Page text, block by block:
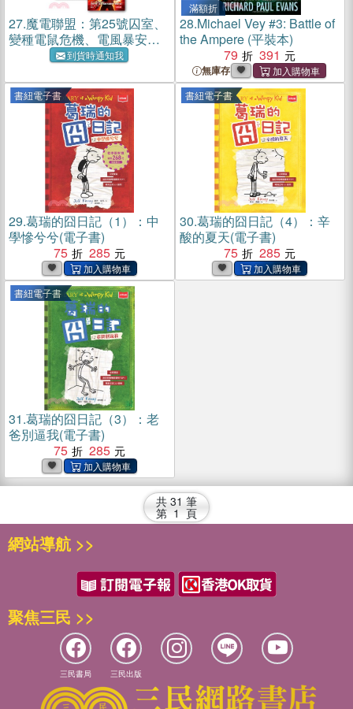
27.魔電聯盟：第25號囚室、
變種電鼠危機、電風暴安培
號之戰、攔截獵龍行動、魔
到貨時通知我
滿額折
28.Michael Vey #3: Battle of
the Ampere (平裝本)
79
391
無庫存
書紐電子書
29.葛瑞的囧日記（1）：中
學慘兮兮(電子書)
75
285
書紐電子書
30.葛瑞的囧日記（4）：辛
酸的夏天(電子書)
75
285
書紐電子書
31.葛瑞的囧日記（3）：老
爸別逼我(電子書)
75
285
共 31 筆
第 1 頁
網站導航 >>
聚焦三民 >>
三民書局 三民出版